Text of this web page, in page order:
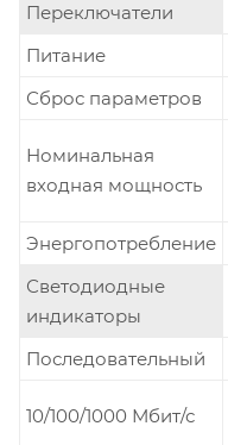
Переключатели
Питание
Сброс параметров
Номинальная
входная мощность
Энергопотребление
Светодиодные
индикаторы
Последовательный
10/100/1000 Мбит/с